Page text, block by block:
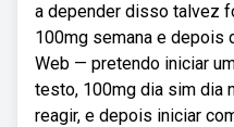
a depender disso talvez
100mg semana e depois
Web — pretendo iniciar
testo, 100mg dia sim dia
reagir, e depois iniciar